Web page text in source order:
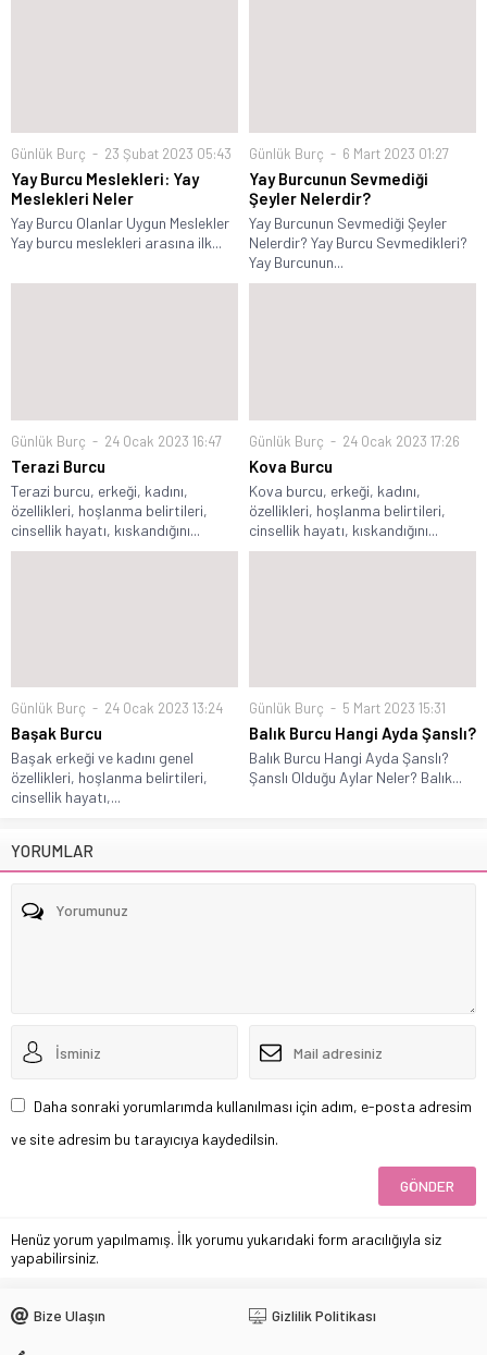
Günlük Burç 23 Şubat 2023 05:43
Yay Burcu Meslekleri: Yay
Meslekleri Neler
Yay Burcu Olanlar Uygun Meslekler
Yay burcu meslekleri arasına ilk...
Günlük Burç 6 Mart 2023 01:27
Yay Burcunun Sevmediği
Şeyler Nelerdir?
Yay Burcunun Sevmediği Şeyler
Nelerdir? Yay Burcu Sevmedikleri?
Yay Burcunun...
Günlük Burç 24 Ocak 2023 16:47
Terazi Burcu
Terazi burcu, erkeği, kadını,
özellikleri, hoşlanma belirtileri,
cinsellik hayatı, kıskandığını...
Günlük Burç 24 Ocak 2023 17:26
Kova Burcu
Kova burcu, erkeği, kadını,
özellikleri, hoşlanma belirtileri,
cinsellik hayatı, kıskandığını...
Günlük Burç 24 Ocak 2023 13:24
Başak Burcu
Başak erkeği ve kadını genel
özellikleri, hoşlanma belirtileri,
cinsellik hayatı,...
Günlük Burç 5 Mart 2023 15:31
Balık Burcu Hangi Ayda Şanslı?
Balık Burcu Hangi Ayda Şanslı?
Şanslı Olduğu Aylar Neler? Balık...
YORUMLAR
Daha sonraki yorumlarımda kullanılması için adım, e-posta adresim
ve site adresim bu tarayıcıya kaydedilsin.
Henüz yorum yapılmamış. İlk yorumu yukarıdaki form aracılığıyla siz
yapabilirsiniz.
Bize Ulaşın Gizlilik Politikası